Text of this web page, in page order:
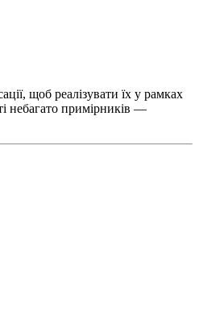
щоб реалізувати їх у рамках
небагато примірників —